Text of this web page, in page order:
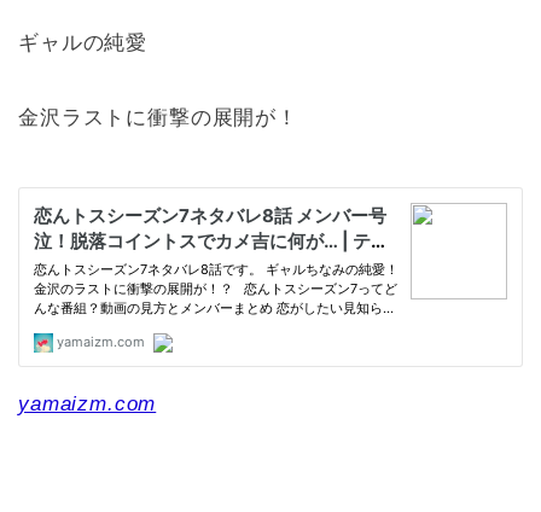
ギャルの純愛
金沢ラストに衝撃の展開が！
yamaizm.com